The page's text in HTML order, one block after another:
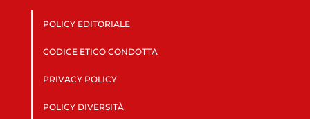
POLICY EDITORIALE
CODICE ETICO CONDOTTA
PRIVACY POLICY
POLICY DIVERSITÀ